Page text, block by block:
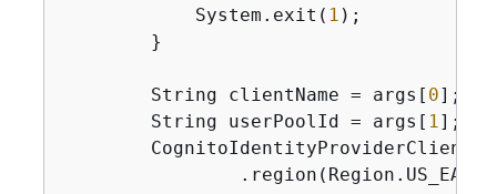
            System.exit(
1 );
        }
        String clientName = args[
0];
        String userPoolId = args[
1];
CognitoIdentityProviderClient